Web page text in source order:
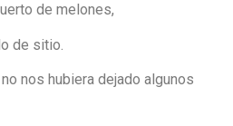
de melones,
de sitio.
nos hubiera dejado algunos